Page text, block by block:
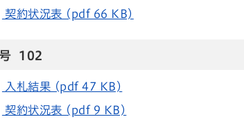
契約状況表 (pdf 66 KB)
102
入札結果 (pdf 47 KB)
契約状況表 (pdf 9 KB)